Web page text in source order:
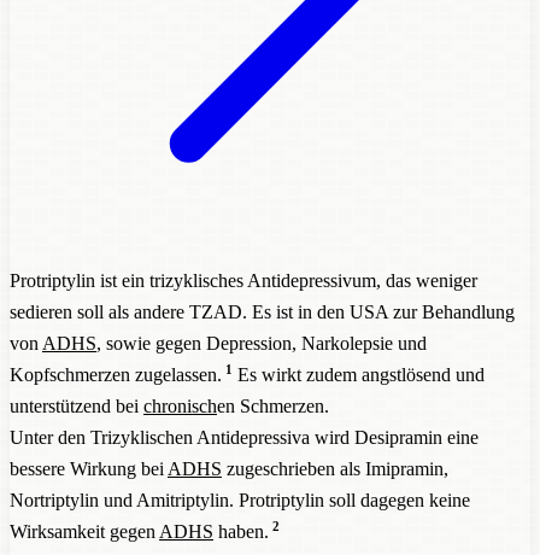
Protriptylin ist ein trizyklisches Antidepressivum, das weniger
sedieren soll als andere TZAD. Es ist in den USA zur Behandlung
von ADHS, sowie gegen Depression, Narkolepsie und
Kopfschmerzen zugelassen. 1 Es wirkt zudem angstlösend und
unterstützend bei chronischen Schmerzen.
Unter den Trizyklischen Antidepressiva wird Desipramin eine
bessere Wirkung bei ADHS zugeschrieben als Imipramin,
Nortriptylin und Amitriptylin. Protriptylin soll dagegen keine
Wirksamkeit gegen ADHS haben. 2